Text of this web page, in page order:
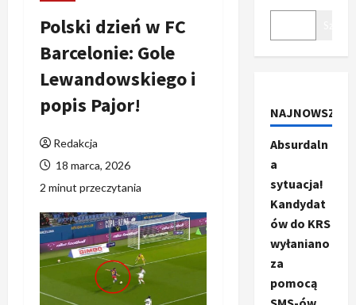
Polski dzień w FC
Barcelonie: Gole
Lewandowskiego i
popis Pajor!
Redakcja
18 marca, 2026
2 minut przeczytania
NAJNOWSZE
Absurdaln
a
sytuacja!
Kandydat
ów do KRS
wyłaniano
za
pomocą